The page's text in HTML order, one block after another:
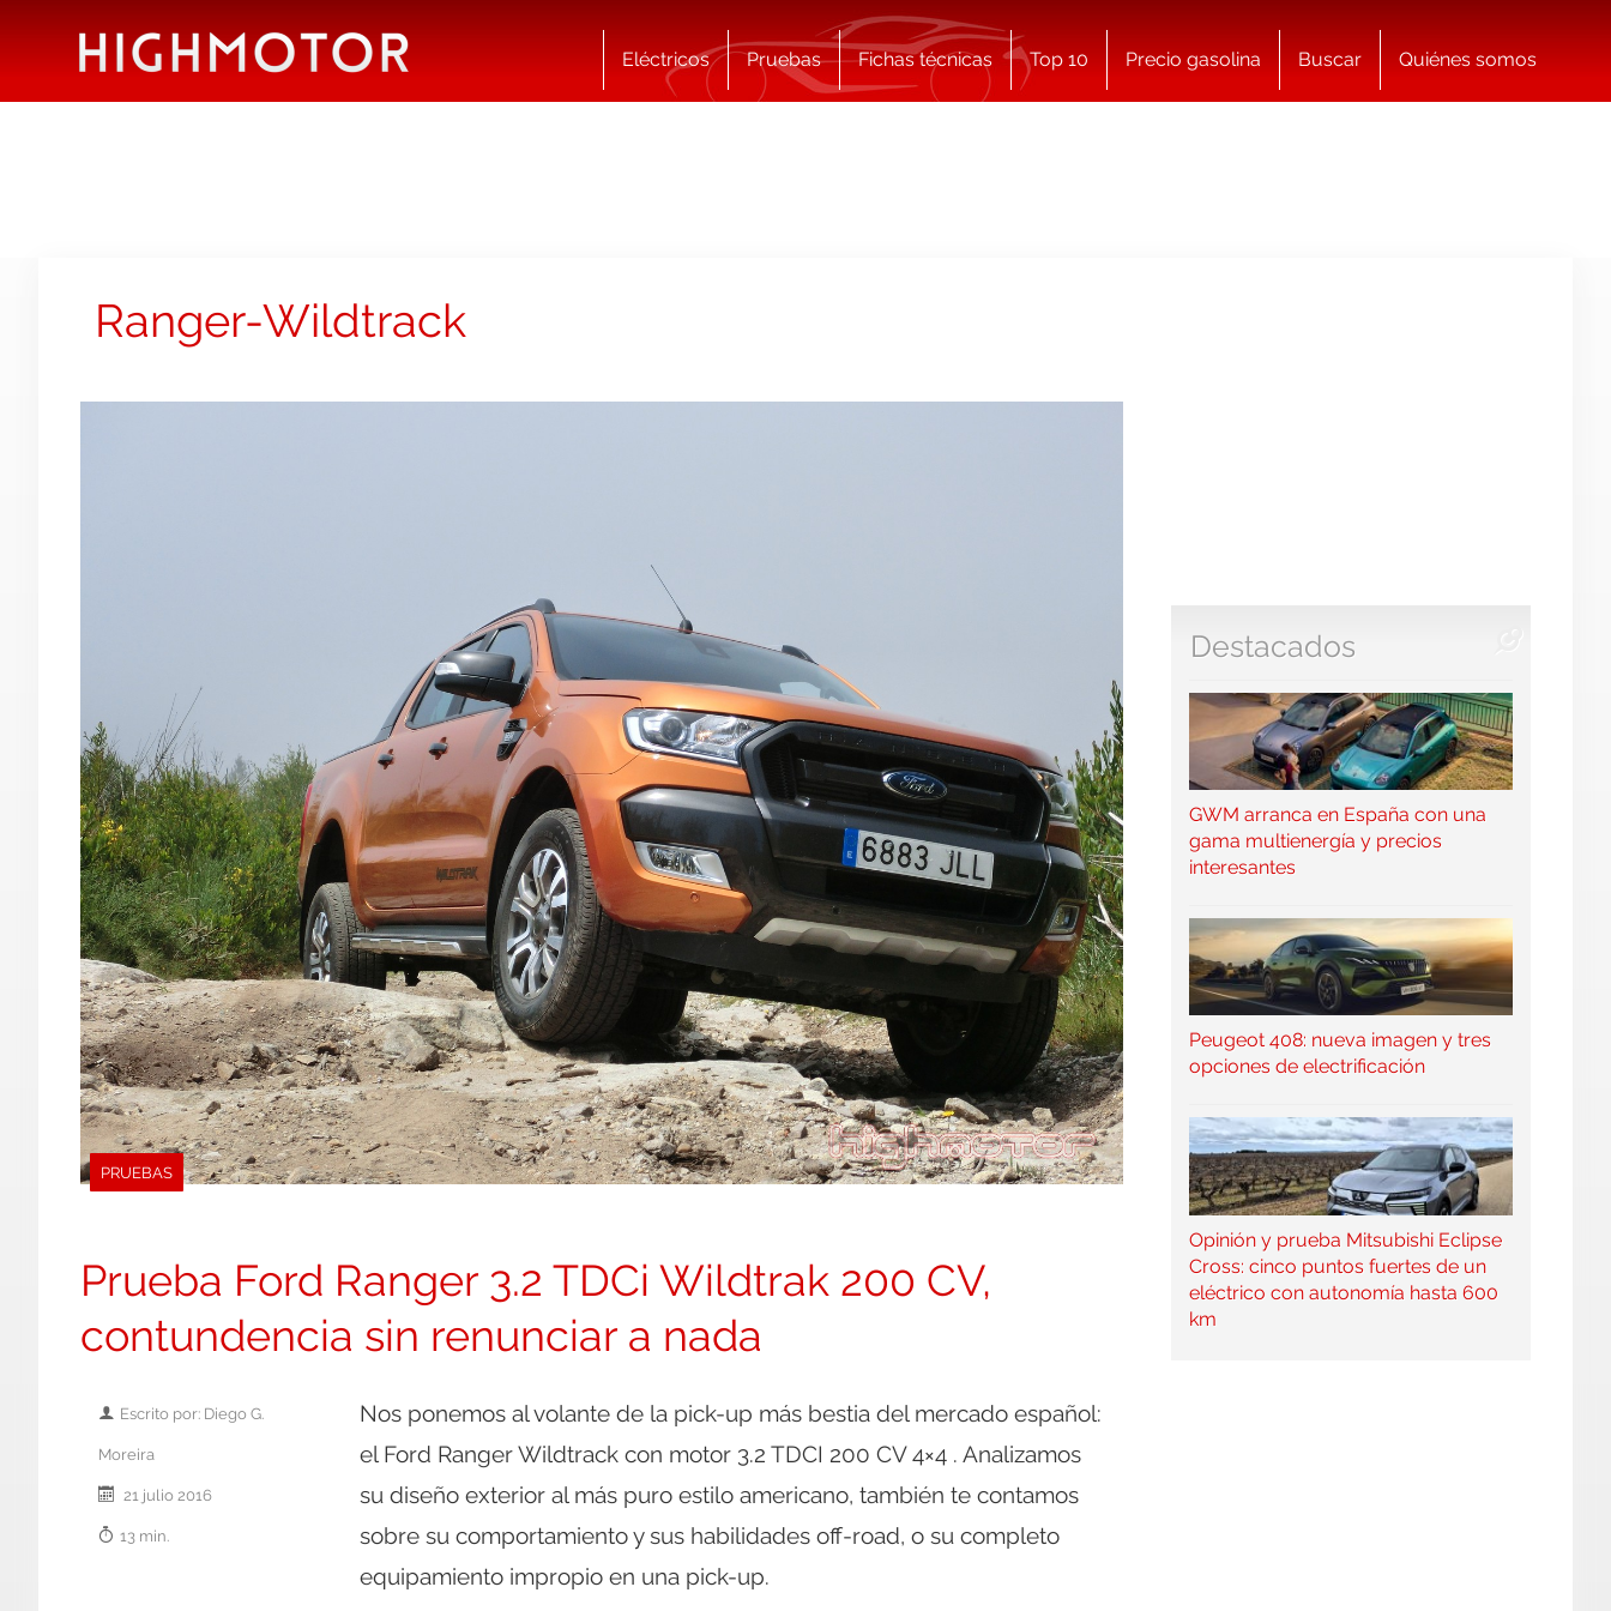
Eléctricos Pruebas Fichas técnicas Top 10 Precio gasolina Buscar Quiénes somos
Ranger-Wildtrack
PRUEBAS
Prueba Ford Ranger 3.2 TDCi Wildtrak 200 CV,
contundencia sin renunciar a nada
Escrito por: Diego G.
Moreira
21 julio 2016
13 min.
Nos ponemos al volante de la pick-up más bestia del mercado español:
el Ford Ranger Wildtrack con motor 3.2 TDCI 200 CV 4×4 . Analizamos
su diseño exterior al más puro estilo americano, también te contamos
sobre su comportamiento y sus habilidades off-road, o su completo
equipamiento impropio en una pick-up.
Destacados
GWM arranca en España con una
gama multienergía y precios
interesantes
Peugeot 408: nueva imagen y tres
opciones de electrificación
Opinión y prueba Mitsubishi Eclipse
Cross: cinco puntos fuertes de un
eléctrico con autonomía hasta 600
km